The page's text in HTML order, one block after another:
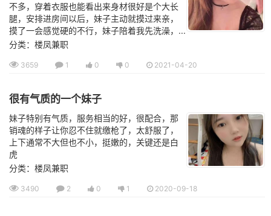
不多，穿着衣服也能看出来身材很好是个大长
腿，安排进房间以后，妹子主动就摸过来亲，
摸了一会感觉硬的不行，妹子陪着我先洗澡，...
分类：楼凤兼职
3659 1 0 0 2021-04-20
很有气质的一个妹子
妹子特别有气质，服务相当的好，很配合，那
销魂的样子让你忍不住就缴枪了，太舒服了，
上下通常不大但也不小，挺嫩的，关键还是白
虎
分类：楼凤兼职
3490 2 0 1 2020-09-18